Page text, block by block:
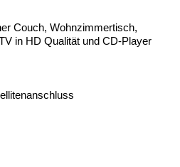
Couch, Wohnzimmertisch,
in HD Qualität und CD-Player